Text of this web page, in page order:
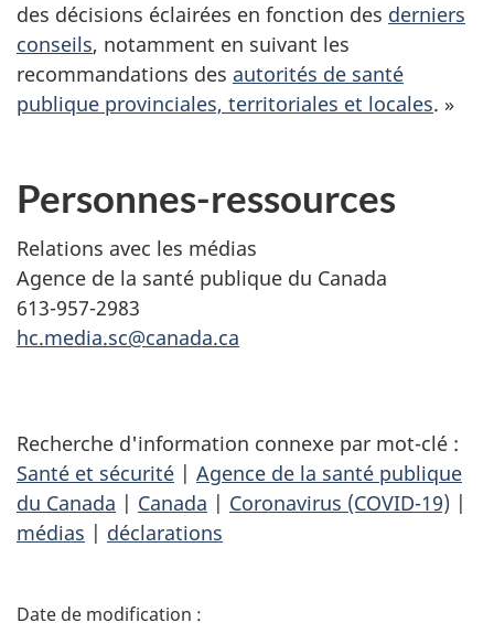
des décisions éclairées en fonction des derniers
conseils, notamment en suivant les
recommandations des autorités de santé
publique provinciales, territoriales et locales. »
Personnes-ressources
Relations avec les médias
Agence de la santé publique du Canada
613-957-2983
hc.media.sc@canada.ca
Recherche d'information connexe par mot-clé :
Santé et sécurité | Agence de la santé publique
du Canada | Canada | Coronavirus (COVID-19) |
médias | déclarations
D